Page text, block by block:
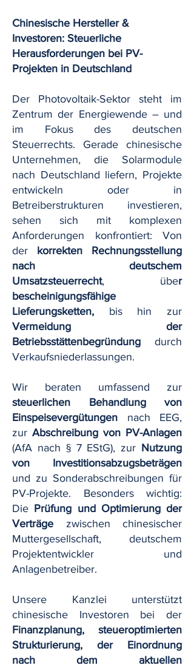
Chinesische Hersteller &
Investoren: Steuerliche
Herausforderungen bei PV-
Projekten in Deutschland
Der Photovoltaik-Sektor steht im
Zentrum der Energiewende – und
im Fokus des deutschen
Steuerrechts. Gerade chinesische
Unternehmen, die Solarmodule
nach Deutschland liefern, Projekte
entwickeln oder in
Betreiberstrukturen investieren,
sehen sich mit komplexen
Anforderungen konfrontiert: Von
der korrekten Rechnungsstellung
nach deutschem
Umsatzsteuerrecht, über
bescheinigungsfähige
Lieferungsketten, bis hin zur
Vermeidung der
Betriebsstättenbegründung durch
Verkaufsniederlassungen.
Wir beraten umfassend zur
steuerlichen Behandlung von
Einspeisevergütungen nach EEG,
zur Abschreibung von PV-Anlagen
(AfA nach § 7 EStG), zur Nutzung
von Investitionsabzugsbeträgen
und zu Sonderabschreibungen für
PV-Projekte. Besonders wichtig:
Die Prüfung und Optimierung der
Verträge zwischen chinesischer
Muttergesellschaft, deutschem
Projektentwickler und
Anlagenbetreiber.
Unsere Kanzlei unterstützt
chinesische Investoren bei der
Finanzplanung, steueroptimierten
Strukturierung, der Einordnung
nach dem aktuellen